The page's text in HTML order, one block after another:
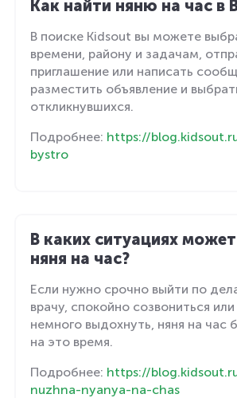
Как найти няню на час в
В поиске Kidsout вы можете
времени, району и задачам,
приглашение или написать
разместить объявление и
откликнувшихся.
Подробнее: https://
bystro
В каких ситуациях
няня на час?
Если нужно срочно выйти по
врачу, спокойно созвониться
немного выдохнуть, няня на час
на это время.
Подробнее: https://
nuzhna-nyanya-na-chas